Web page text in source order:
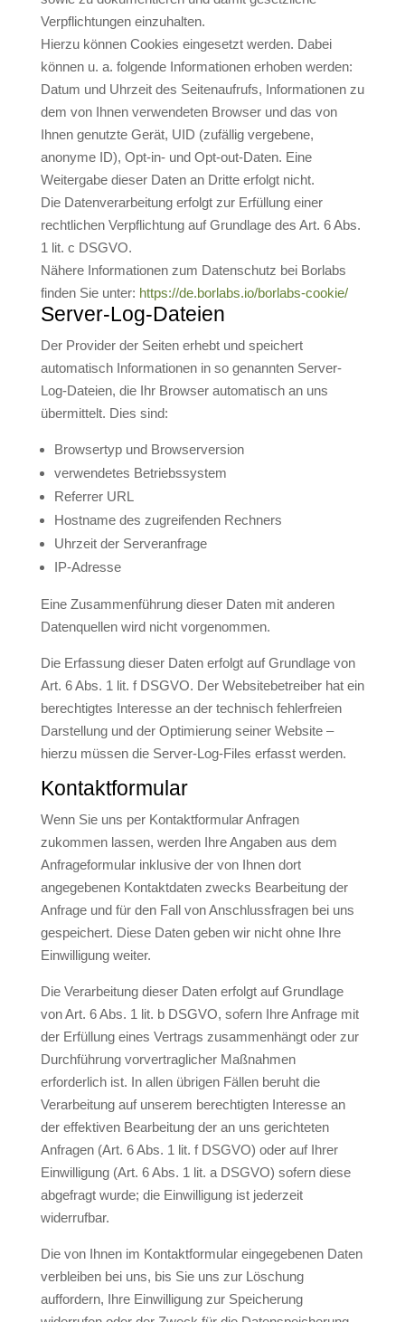
Verpflichtungen einzuhalten.
Hierzu können Cookies eingesetzt werden. Dabei
können u. a. folgende Informationen erhoben werden:
Datum und Uhrzeit des Seitenaufrufs, Informationen zu
dem von Ihnen verwendeten Browser und das von
Ihnen genutzte Gerät, UID (zufällig vergebene,
anonyme ID), Opt-in- und Opt-out-Daten. Eine
Weitergabe dieser Daten an Dritte erfolgt nicht.
Die Datenverarbeitung erfolgt zur Erfüllung einer
rechtlichen Verpflichtung auf Grundlage des Art. 6 Abs.
1 lit. c DSGVO.
Nähere Informationen zum Datenschutz bei Borlabs
finden Sie unter: https://de.borlabs.io/borlabs-cookie/
Server-Log-Dateien
Der Provider der Seiten erhebt und speichert
automatisch Informationen in so genannten Server-
Log-Dateien, die Ihr Browser automatisch an uns
übermittelt. Dies sind:
Browsertyp und Browserversion
verwendetes Betriebssystem
Referrer URL
Hostname des zugreifenden Rechners
Uhrzeit der Serveranfrage
IP-Adresse
Eine Zusammenführung dieser Daten mit anderen
Datenquellen wird nicht vorgenommen.
Die Erfassung dieser Daten erfolgt auf Grundlage von
Art. 6 Abs. 1 lit. f DSGVO. Der Websitebetreiber hat ein
berechtigtes Interesse an der technisch fehlerfreien
Darstellung und der Optimierung seiner Website –
hierzu müssen die Server-Log-Files erfasst werden.
Kontaktformular
Wenn Sie uns per Kontaktformular Anfragen
zukommen lassen, werden Ihre Angaben aus dem
Anfrageformular inklusive der von Ihnen dort
angegebenen Kontaktdaten zwecks Bearbeitung der
Anfrage und für den Fall von Anschlussfragen bei uns
gespeichert. Diese Daten geben wir nicht ohne Ihre
Einwilligung weiter.
Die Verarbeitung dieser Daten erfolgt auf Grundlage
von Art. 6 Abs. 1 lit. b DSGVO, sofern Ihre Anfrage mit
der Erfüllung eines Vertrags zusammenhängt oder zur
Durchführung vorvertraglicher Maßnahmen
erforderlich ist. In allen übrigen Fällen beruht die
Verarbeitung auf unserem berechtigten Interesse an
der effektiven Bearbeitung der an uns gerichteten
Anfragen (Art. 6 Abs. 1 lit. f DSGVO) oder auf Ihrer
Einwilligung (Art. 6 Abs. 1 lit. a DSGVO) sofern diese
abgefragt wurde; die Einwilligung ist jederzeit
widerrufbar.
Die von Ihnen im Kontaktformular eingegebenen Daten
verbleiben bei uns, bis Sie uns zur Löschung
auffordern, Ihre Einwilligung zur Speicherung